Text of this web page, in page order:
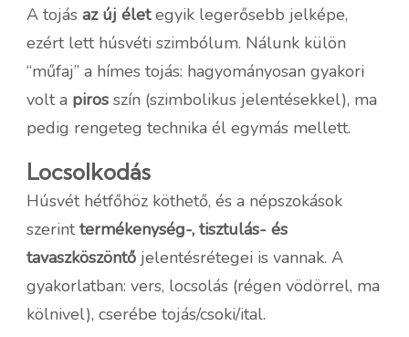
A tojás az új életegyik legerősebb jelképe,
ezért lett húsvéti szimbólum. Nálunk külön
“műfaj” a hímes tojás: hagyományosan gyakori
volt a piros szín (szimbolikus jelentésekkel), ma
pedig rengeteg technika él egymás mellett.
Locsolkodás
Húsvét hétfőhöz köthető, és a népszokások
szerinttermékenység-, tisztulás- és
tavaszköszöntő jelentésrétegei is vannak. A
gyakorlatban: vers, locsolás (régen vödörrel, ma
kölnivel), cserébe tojás/csoki/ital.